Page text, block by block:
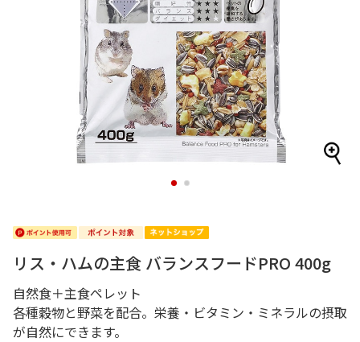
1 2
リス・ハムの主食 バランスフードPRO 400g
自然食＋主食ペレット
各種穀物と野菜を配合。栄養・ビタミン・ミネラルの摂取
が自然にできます。